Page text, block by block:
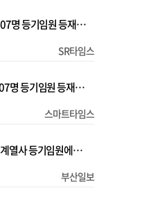
명 등기임원 등재…
SR타임스
명 등기임원 등재…
스마트타임스
열사 등기임원에…
부산일보